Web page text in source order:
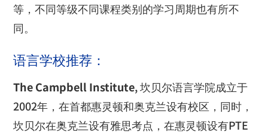
等，不同等级不同课程类别的学习周期也有所不
同。
语言学校推荐：
The Campbell Institute,坎贝尔语言学院成立于
2002年，在首都惠灵顿和奥克兰设有校区，同时，
坎贝尔在奥克兰设有雅思考点，在惠灵顿设有PTE